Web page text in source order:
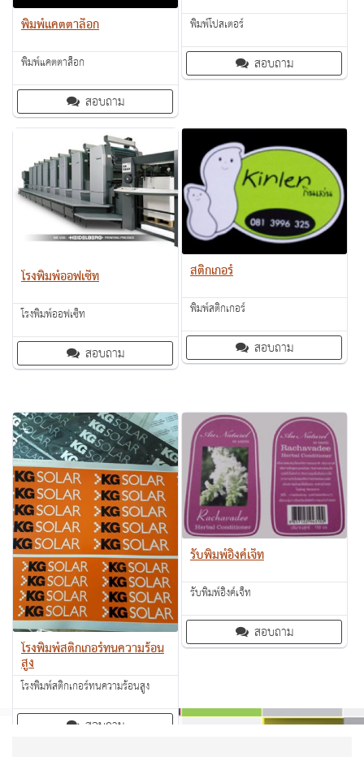
พิมพ์แคตตาล็อก
พิมพ์แคตตาล็อก
สอบถาม
พิมพ์โปสเตอร์
สอบถาม
โรงพิมพ์ออฟเซ็ท
โรงพิมพ์ออฟเซ็ท
สอบถาม
สติ๊กเกอร์
พิมพ์สติ๊กเกอร์
สอบถาม
โรงพิมพ์สติ๊กเกอร์ทนความร้อน
สูง
โรงพิมพ์สติ๊กเกอร์ทนความร้อนสูง
สอบถาม
รับพิมพ์อิงค์เจ็ท
รับพิมพ์อิงค์เจ็ท
สอบถาม